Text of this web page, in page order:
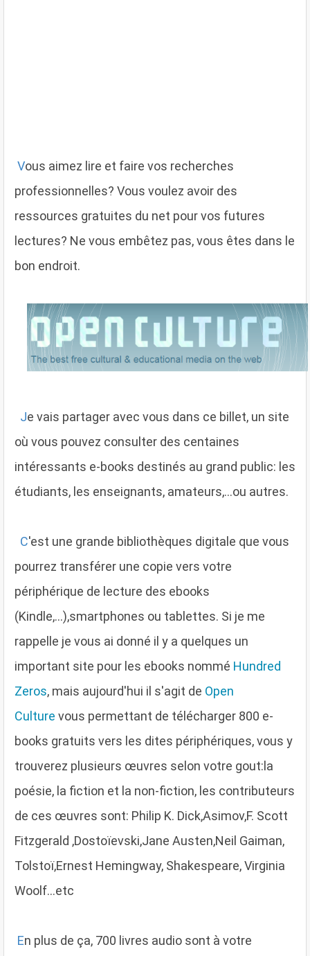
Vous aimez lire et faire vos recherches
professionnelles? Vous voulez avoir des
ressources gratuites du net pour vos futures
lectures? Ne vous embêtez pas, vous êtes dans le
bon endroit.
Je vais partager avec vous dans ce billet, un site
où vous pouvez consulter des centaines
intéressants e-books destinés au grand public: les
étudiants, les enseignants, amateurs,...ou autres.
C'est une grande bibliothèques digitale que vous
pourrez transférer une copie vers votre
périphérique de lecture des ebooks
(Kindle,...),smartphones ou tablettes. Si je me
rappelle je vous ai donné il y a quelques un
important site pour les ebooks nommé Hundred
Zeros, mais aujourd'hui il s'agit de Open
Culture vous permettant de télécharger 800 e-
books gratuits vers les dites périphériques, vous y
trouverez plusieurs œuvres selon votre gout:la
poésie, la fiction et la non-fiction, les contributeurs
de ces œuvres sont: Philip K. Dick,Asimov,F. Scott
Fitzgerald ,Dostoïevski,Jane Austen,Neil Gaiman,
Tolstoï,Ernest Hemingway, Shakespeare, Virginia
Woolf...etc
En plus de ça, 700 livres audio sont à votre